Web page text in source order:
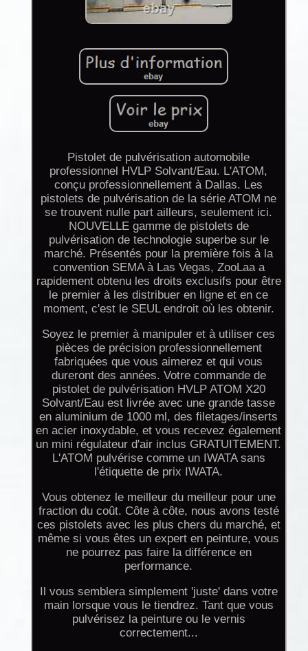
Pistolet de pulvérisation automobile
professionnel HVLP Solvant/Eau. L'ATOM,
conçu professionnellement à Dallas. Les
pistolets de pulvérisation de la série ATOM ne
se trouvent nulle part ailleurs, seulement ici.
NOUVELLE gamme de pistolets de
pulvérisation de technologie superbe sur le
marché. Présentés pour la première fois à la
convention SEMA à Las Vegas, ZooLaa a
rapidement obtenu les droits exclusifs pour être
le premier à les distribuer en ligne et en ce
moment, c'est le SEUL endroit où les obtenir.
Soyez le premier à manipuler et à utiliser ces
pièces de précision professionnellement
fabriquées que vous aimerez et qui vous
dureront des années. Votre commande de
pistolet de pulvérisation HVLP ATOM X20
Solvant/Eau est livrée avec une grande tasse
en aluminium de 1000 ml, des filetages/inserts
en acier inoxydable, et vous recevez également
un mini régulateur d'air inclus GRATUITEMENT.
L'ATOM pulvérise comme un IWATA sans
l'étiquette de prix IWATA.
Vous obtenez le meilleur du meilleur pour une
fraction du coût. Côte à côte, nous avons testé
ces pistolets avec les plus chers du marché, et
même si vous êtes un expert en peinture, vous
ne pourrez pas faire la différence en
performance.
Il vous semblera simplement 'juste' dans votre
main lorsque vous le tiendrez. Tant que vous
pulvérisez la peinture ou le vernis
correctement...